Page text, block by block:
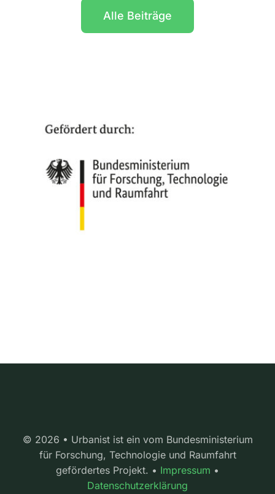
Alle Beiträge
© 2026 • Urbanist ist ein vom Bundesministerium
für Forschung, Technologie und Raumfahrt
gefördertes Projekt. • Impressum •
Datenschutzerklärung